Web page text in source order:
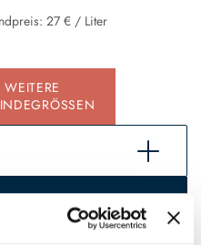
27 € / Liter